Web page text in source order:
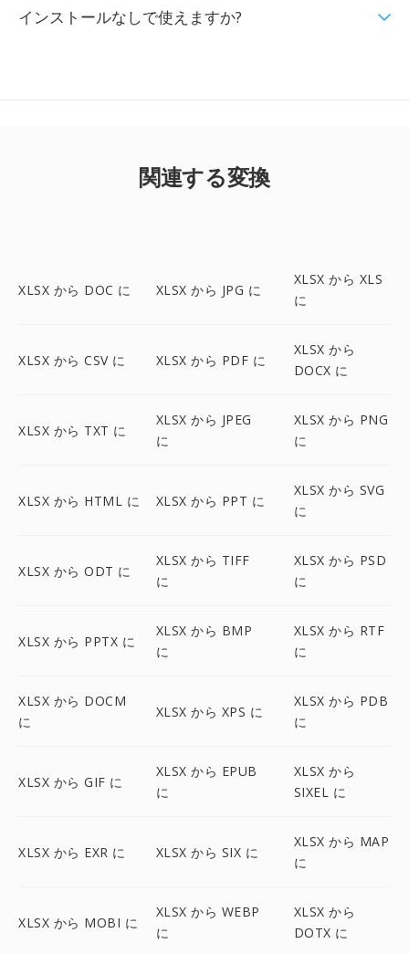
インストールなしで使えますか?
関連する変換
XLSX から DOC に XLSX から JPG に
XLSX から XLS
に
XLSX から CSV に XLSX から PDF に
XLSX から
DOCX に
XLSX から TXT に
XLSX から JPEG
に
XLSX から PNG
に
XLSX から HTML に XLSX から PPT に
XLSX から SVG
に
XLSX から ODT に
XLSX から TIFF
に
XLSX から PSD
に
XLSX から PPTX に
XLSX から BMP
に
XLSX から RTF
に
XLSX から DOCM
に
XLSX から XPS に
XLSX から PDB
に
XLSX から GIF に
XLSX から EPUB
に
XLSX から
SIXEL に
XLSX から EXR に XLSX から SIX に
XLSX から MAP
に
XLSX から MOBI に
XLSX から WEBP
に
XLSX から
DOTX に